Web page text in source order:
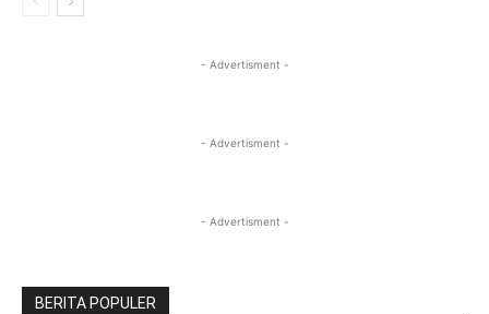
- Advertisment -
- Advertisment -
- Advertisment -
BERITA POPULER